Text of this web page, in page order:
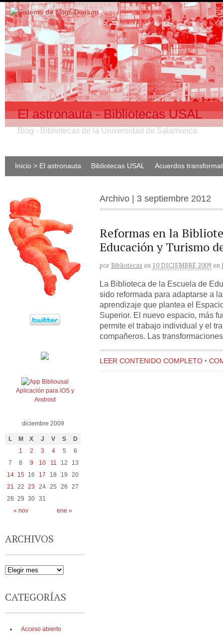
El astronauta - Bibliotecas USAL
Blog - Bibliotecas de la Universidad de Salamanca
Inicio > El astronauta Bibliotecas USAL Acuerdos
Archivo | 3 septiembre 2012
Reformas en la
Educación y Turismo
por Bibliotecas en 10 DICIEMBRE 2009 en
La Biblioteca de la Escuela de
sido reformada para adaptarse a
aprendizaje que plantea el
Superior. El nuevo espacio, más
permite el trabajo individual y el
compañeros. Las
LEER CONTENIDO COMPLETO •
Aplicación para iOS y
Android
diciembre 2009
L M X J V S D
« nov ene »
1 2 3 4 5
6
7
8 9 10 11 12
13
14
15 16 17 18 19
20
21 22 23 24 25 26
27
28 29 30 31
ARCHIVOS
CATEGORÍAS
Acceso abierto